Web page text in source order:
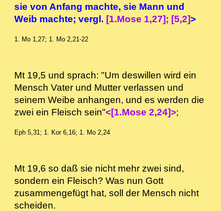
sie von Anfang machte, sie Mann und
Weib machte; vergl. [1.Mose 1,27]; [5,2]>
1. Mo 1,27; 1. Mo 2,21-22
Mt 19,5 und sprach: "Um deswillen wird ein
Mensch Vater und Mutter verlassen und
seinem Weibe anhangen, und es werden die
zwei ein Fleisch sein"<[1.Mose 2,24]>;
Eph 5,31; 1. Kor 6,16; 1. Mo 2,24
Mt 19,6 so daß sie nicht mehr zwei sind,
sondern ein Fleisch? Was nun Gott
zusammengefügt hat, soll der Mensch nicht
scheiden.